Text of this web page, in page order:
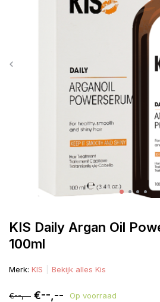
KIS Daily Argan Oil
100ml
Merk: KIS Bekijk alles Kis
€--,-- €--,-- Op voorraad